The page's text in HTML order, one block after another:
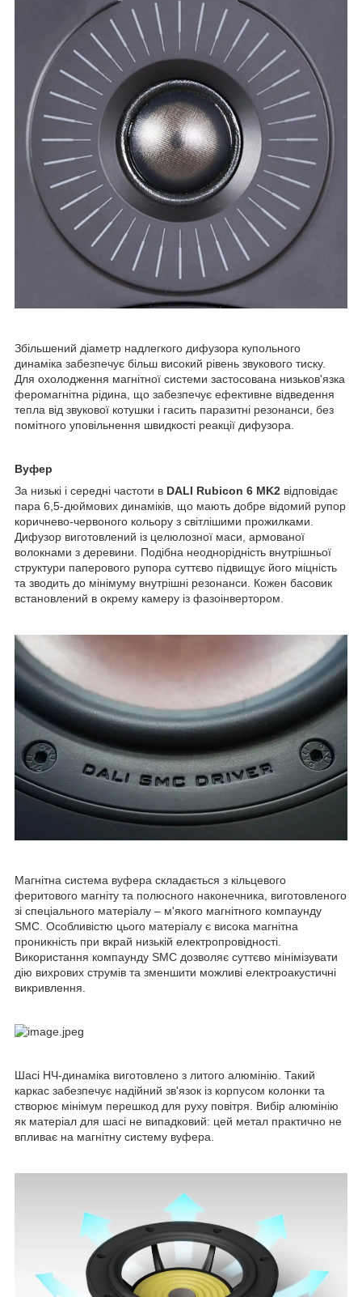
Збільшений діаметр надлегкого дифузора купольного
динаміка забезпечує більш високий рівень звукового тиску.
Для охолодження магнітної системи застосована низьков'язка
феромагнітна рідина, що забезпечує ефективне відведення
тепла від звукової котушки і гасить паразитні резонанси, без
помітного уповільнення швидкості реакції дифузора.
Вуфер
За низькі і середні частоти в DALI Rubicon 6 MK2 відповідає
пара 6,5-дюймових динаміків, що мають добре відомий рупор
коричнево-червоного кольору з світлішими прожилками.
Дифузор виготовлений із целюлозної маси, армованої
волокнами з деревини. Подібна неоднорідність внутрішньої
структури паперового рупора суттєво підвищує його міцність
та зводить до мінімуму внутрішні резонанси. Кожен басовик
встановлений в окрему камеру із фазоінвертором.
Магнітна система вуфера складається з кільцевого
феритового магніту та полюсного наконечника, виготовленого
зі спеціального матеріалу – м'якого магнітного компаунду
SMC. Особливістю цього матеріалу є висока магнітна
проникність при вкрай низькій електропровідності.
Використання компаунду SMC дозволяє суттєво мінімізувати
дію вихрових струмів та зменшити можливі електроакустичні
викривлення.
Шасі НЧ-динаміка виготовлено з литого алюмінію. Такий
каркас забезпечує надійний зв'язок із корпусом колонки та
створює мінімум перешкод для руху повітря. Вибір алюмінію
як матеріал для шасі не випадковий: цей метал практично не
впливає на магнітну систему вуфера.